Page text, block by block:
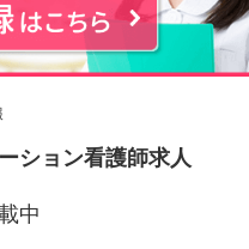
ション看護師求人
中